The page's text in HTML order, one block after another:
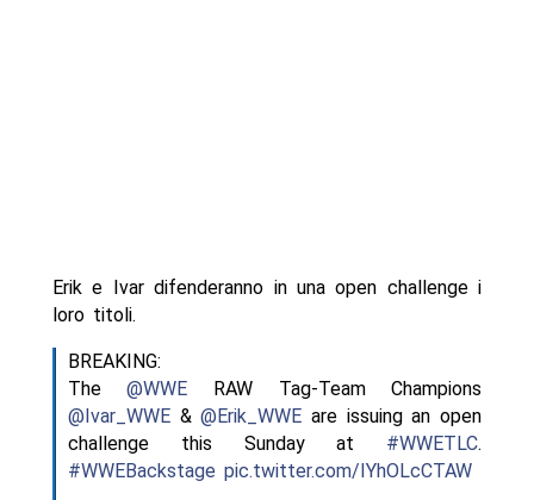
Erik e Ivar difenderanno in una open challenge i
loro titoli.
BREAKING:
The@WWE RAW Tag-Team Champions
@Ivar_WWE&@Erik_WWE are issuing an open
challenge this Sunday at #WWETLC.
#WWEBackstage pic.twitter.com/IYhOLcCTAW